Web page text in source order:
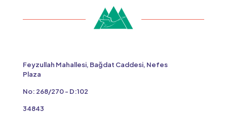
Feyzullah Mahallesi, Bağdat Caddesi, Nefes
Plaza
No: 268/270 - D:102
34843